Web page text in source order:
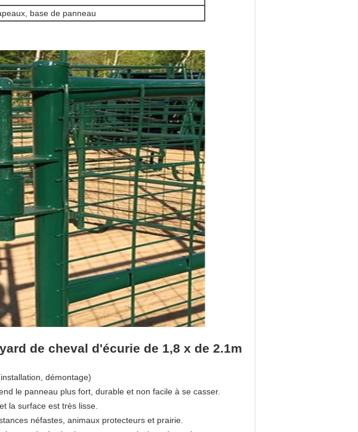
base de panneau
de cheval d'écurie de 1,8 x de 2.1m
démontage)
le panneau plus fort, durable et non facile à se casser.
la surface est très lisse.
néfastes, animaux protecteurs et prairie.